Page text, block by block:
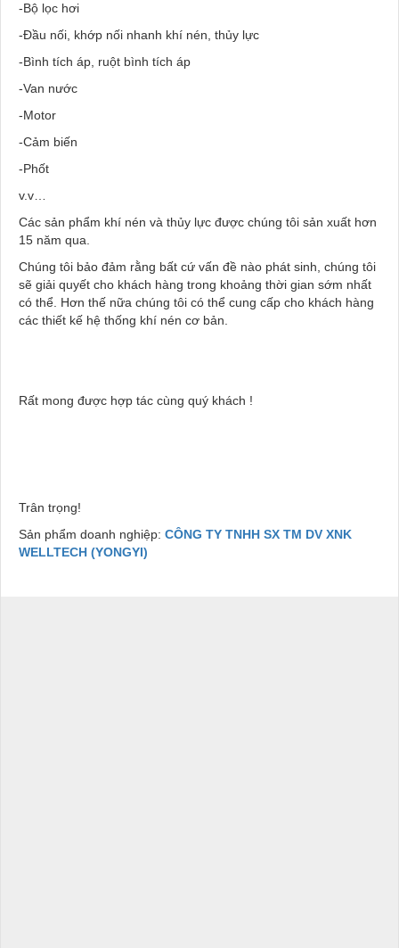
-Bộ lọc hơi
-Đầu nối, khớp nối nhanh khí nén, thủy lực
-Bình tích áp, ruột bình tích áp
-Van nước
-Motor
-Cảm biến
-Phốt
v.v…
Các sản phẩm khí nén và thủy lực được chúng tôi sản xuất hơn
15 năm qua.
Chúng tôi bảo đảm rằng bất cứ vấn đề nào phát sinh, chúng tôi
sẽ giải quyết cho khách hàng trong khoảng thời gian sớm nhất
có thể. Hơn thế nữa chúng tôi có thể cung cấp cho khách hàng
các thiết kế hệ thống khí nén cơ bản.
Rất mong được hợp tác cùng quý khách !
Trân trọng!
Sản phẩm doanh nghiệp: CÔNG TY TNHH SX TM DV XNK
WELLTECH (YONGYI)